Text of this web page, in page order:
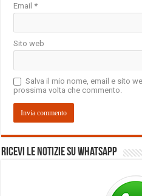
Email*
Sito web
Salva il mio nome, email e sito
prossima volta che commento.
Ricevi le notizie su Whatsapp